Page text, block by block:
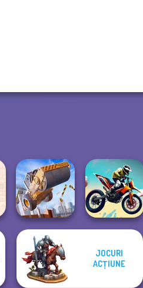
Construction
Ramp Jumping
Bike Jump
JOCURI
ACȚIUNE